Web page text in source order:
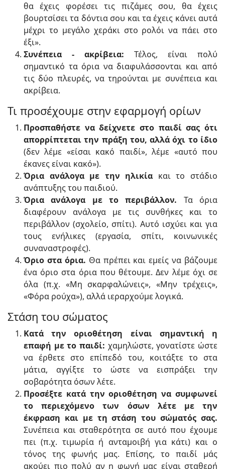
θα έχεις φορέσει τις πιζάμες σου, θα έχεις
βουρτσίσει τα δόντια σου και τα έχεις κάνει αυτά
μέχρι το μεγάλο χεράκι στο ρολόι να πάει στο
έξι».
Συνέπεια - ακρίβεια: Τέλος, είναι πολύ
σημαντικό τα όρια να διαφυλάσσονται και από
τις δύο πλευρές, να τηρούνται με συνέπεια και
ακρίβεια.
Τι προσέχουμε στην εφαρμογή ορίων
Προσπαθήστε να δείχνετε στο παιδί σας ότι
απορρίπτεται την πράξη του, αλλά όχι το ίδιο
(δεν λέμε «είσαι κακό παιδί», λέμε «αυτό που
έκανες είναι κακό»).
Όρια ανάλογα με την ηλικία και το στάδιο
ανάπτυξης του παιδιού.
Όρια ανάλογα με το περιβάλλον. Τα όρια
διαφέρουν ανάλογα με τις συνθήκες και το
περιβάλλον (σχολείο, σπίτι). Αυτό ισχύει και για
τους ενήλικες (εργασία, σπίτι, κοινωνικές
συναναστροφές).
Όριο στα όρια. Θα πρέπει και εμείς να βάζουμε
ένα όριο στα όρια που θέτουμε. Δεν λέμε όχι σε
όλα (π.χ. «Μη σκαρφαλώνεις», «Μην τρέχεις»,
«Φόρα ρούχα»), αλλά ιεραρχούμε λογικά.
Στάση του σώματος
Κατά την οριοθέτηση είναι σημαντική η
επαφή με το παιδί: χαμηλώστε, γονατίστε ώστε
να έρθετε στο επίπεδό του, κοιτάξτε το στα
μάτια, αγγίξτε το ώστε να εισπράξει την
σοβαρότητα όσων λέτε.
Προσέξτε κατά την οριοθέτηση να συμφωνεί
το περιεχόμενο των όσων λέτε με την
έκφραση και με τη στάση του σώματός σας.
Συνέπεια και σταθερότητα σε αυτό που έχουμε
πει (π.χ. τιμωρία ή ανταμοιβή για κάτι) και ο
τόνος της φωνής μας. Επίσης, το παιδί μάς
ακούει πιο πολύ αν η φωνή μας είναι σταθερή